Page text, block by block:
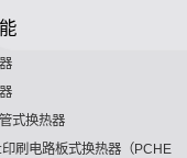
式换热器
刷电路板式换热器（PCHE）